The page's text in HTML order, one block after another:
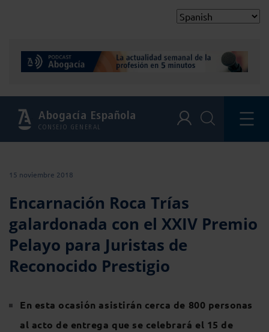
Abogacía Española
CONSEJO GENERAL
15 noviembre 2018
Encarnación Roca Trías
galardonada con el XXIV Premio
Pelayo para Juristas de
Reconocido Prestigio
En esta ocasión asistirán cerca de 800 personas
al acto de entrega que se celebrará el 15 de